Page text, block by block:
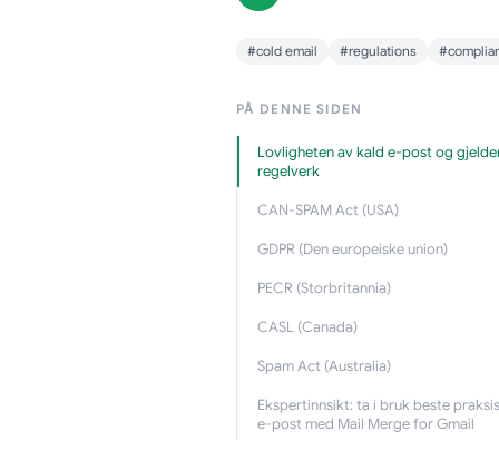
#cold email #regulations
PÅ DENNE SIDEN
Lovligheten av kald e-post og
regelverk
CAN-SPAM Act (USA)
GDPR (Den europeiske union)
PECR (Storbritannia)
CASL (Canada)
Spam Act (Australia)
Ekspertinnsikt: ta i bruk beste
e-post med Mail Merge for Gmail